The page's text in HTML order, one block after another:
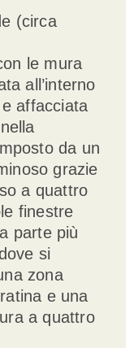
(circa
le mura
all’interno
affacciata
da un
grazie
a quattro
finestre
parte più
si
zona
e una
a quattro